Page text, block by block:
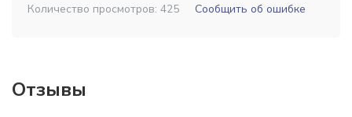
Количество просмотров: 425
Сообщить об ошибке
Отзывы